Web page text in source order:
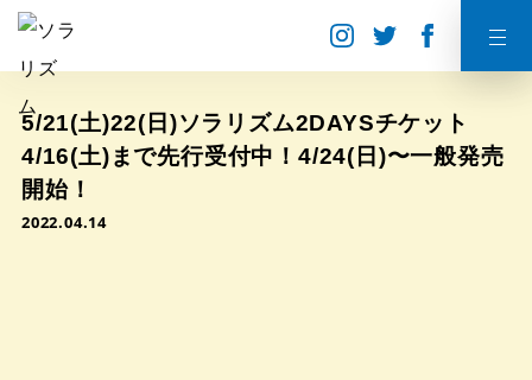
5/21(土)22(日)ソラリズム2DAYSチケット
4/16(土)まで先行受付中！4/24(日)〜一般発売
開始！
2022.04.14